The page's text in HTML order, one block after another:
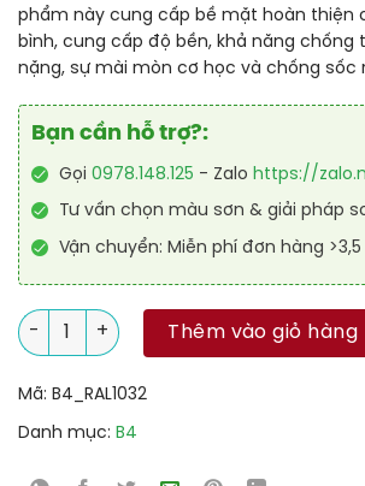
phẩm này cung cấp bề mặt hoàn thiện
bình, cung cấp độ bền, khả năng chống
nặng, sự mài mòn cơ học và chống sốc
Bạn cần hỗ trợ?:
Gọi 0978.148.125 - Zalo https://
Tư vấn chọn màu sơn & giải pháp
Vận chuyển: Miễn phí đơn hàng
Sơn sàn Polyurethane tự san RAL
Thêm vào giỏ hàng
Mã: B4_RAL1032
Danh mục: B4